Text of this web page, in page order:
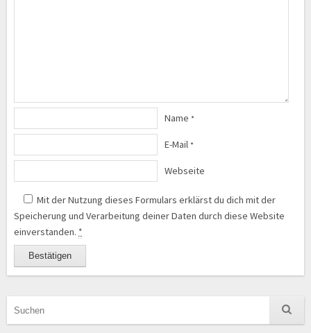
Name *
E-Mail *
Webseite
Mit der Nutzung dieses Formulars erklärst du dich mit der
Speicherung und Verarbeitung deiner Daten durch diese Website
einverstanden. *